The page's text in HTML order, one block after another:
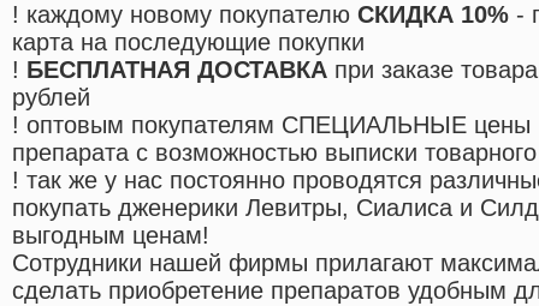
! каждому новому покупателю СКИДКА 10% -
карта на последующие покупки
! БЕСПЛАТНАЯ ДОСТАВКА при заказе
рублей
! оптовым покупателям СПЕЦИАЛЬНЫЕ цены
препарата с возможностью выписки
! так же у нас постоянно проводятся
покупать дженерики Левитры, Сиалиса и
выгодным ценам!
Cотрудники нашей фирмы прилагают
сделать приобретение препаратов удобным